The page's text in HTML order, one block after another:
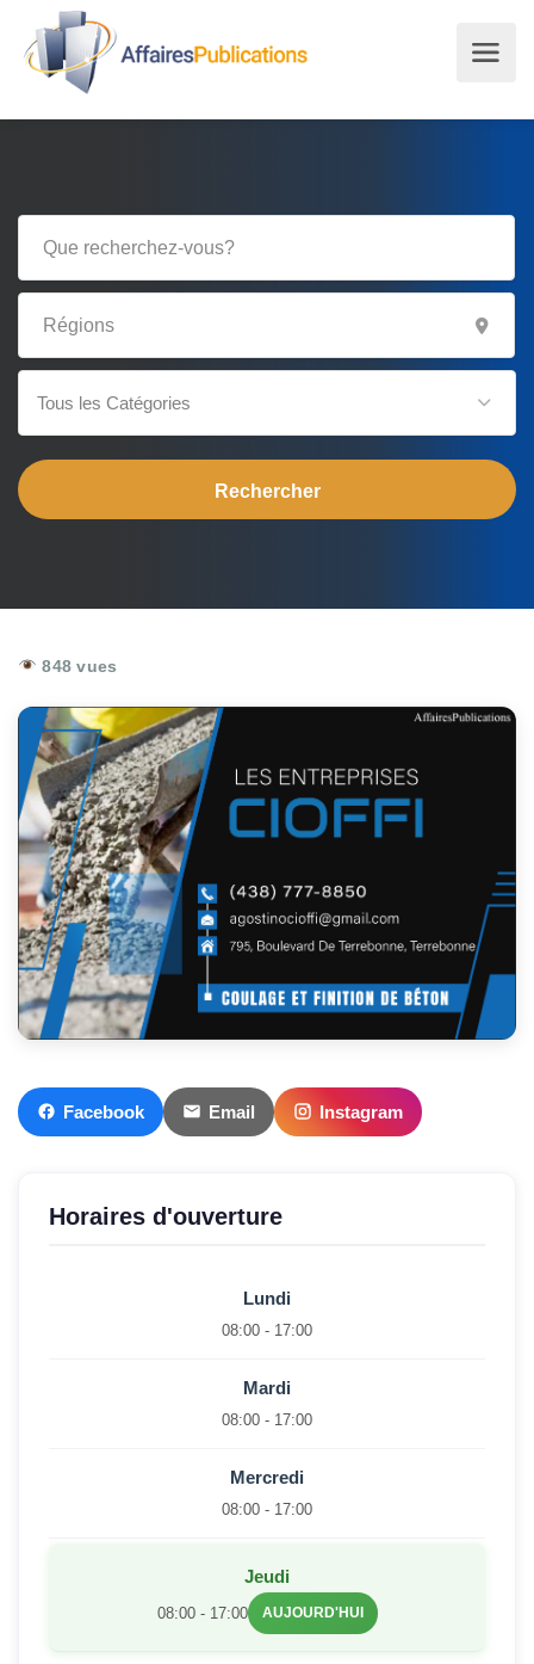
Tous les Catégories
848 vues
Facebook Email Instagram
Horaires d'ouverture
Lundi
08:00 - 17:00
Mardi
08:00 - 17:00
Mercredi
08:00 - 17:00
Jeudi
08:00 - 17:00 AUJOURD'HUI